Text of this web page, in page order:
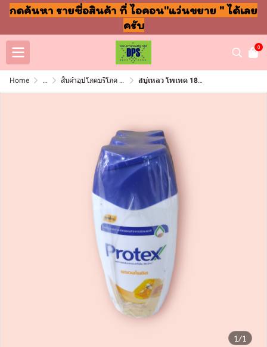
กดค้นหา รายชื่อสินค้า ที่ ไอคอน"แว่นขยาย " ได้เลย
ครับ
0
Home ... สินค้าอุปโภคบริโภค แชมพู สบู่ แปรงฟัน สบู่เหลว โพเทค 180มล พรอพโพลิส (ขวด)
1/1